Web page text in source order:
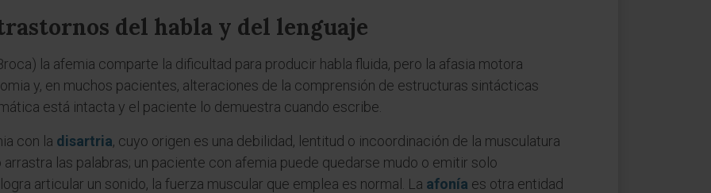
del habla y del lenguaje
la afemia comparte la dificultad para producir habla fluida, pero la afasia motora
y, en muchos pacientes, alteraciones de la comprensión de estructuras sintácticas
está intacta y el paciente lo demuestra cuando escribe.
con la disartria, cuyo origen es una debilidad, lentitud o incoordinación de la musculatura
las palabras; un paciente con afemia puede quedarse mudo o emitir solo
articular un sonido, la fuerza muscular que emplea es normal. La afonía es otra entidad